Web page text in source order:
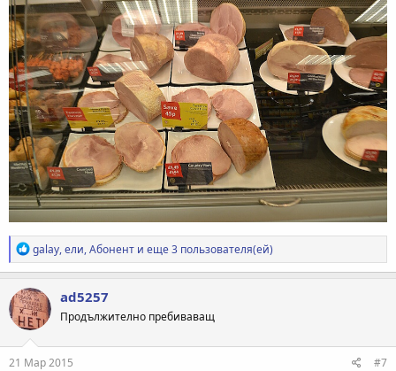
Р
е
а
к
ц
и
и
:
galay,ели,Абонент и еще 3 пользователя(ей)
ad5257
Продължително пребиваващ
21 Мар 2015 #7